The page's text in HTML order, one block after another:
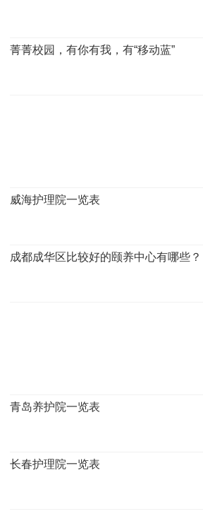
菁菁校园，有你有我，有“移动蓝”
威海护理院一览表
成都成华区比较好的颐养中心有哪些？
青岛养护院一览表
长春护理院一览表